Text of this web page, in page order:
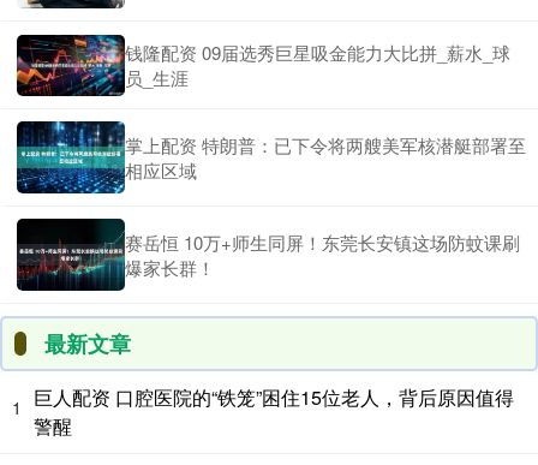
钱隆配资 09届选秀巨星吸金能力大比拼_薪水_球
员_生涯
掌上配资 特朗普：已下令将两艘美军核潜艇部署至
相应区域
赛岳恒 10万+师生同屏！东莞长安镇这场防蚊课刷
爆家长群！
最新文章
1
巨人配资 口腔医院的“铁笼”困住15位老人，背后原因值得
警醒